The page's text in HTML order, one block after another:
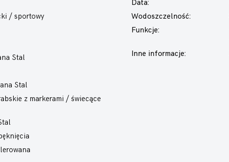
/ sportowy
Stal
Stal
z markerami / świecące
Data:
Wodoszczelność:
Funkcje:
Inne informacje: